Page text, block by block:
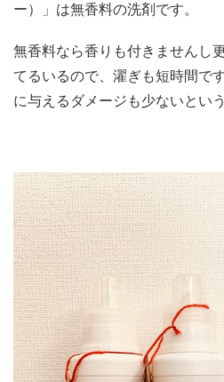
ー）」は無香料の洗剤です。
無香料なら香りも付きませんし
てるいるので、濯ぎも短時間で
に与えるダメージも少ないとい